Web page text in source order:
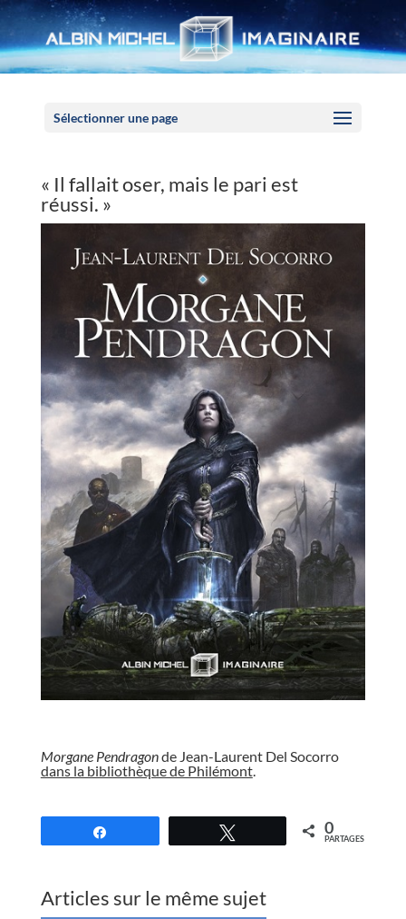
Sélectionner une page
« Il fallait oser, mais le pari est
réussi. »
Morgane Pendragonde Jean-Laurent Del Socorro
dans la bibliothèque de Philémont.
0
PARTAGES
Articles sur le même sujet
Panneau de gestion des cookies